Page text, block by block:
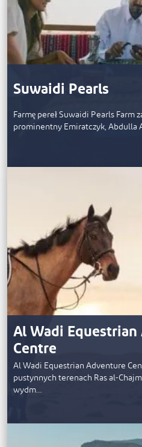
Suwaidi Pearls
Farmę pereł Suwaidi Pearls Farm
prominentny Emiratczyk, Abdulla
Al Wadi
Centre
Al Wadi Equestrian Adventure
pustynnych terenach Ras al-
wydm…